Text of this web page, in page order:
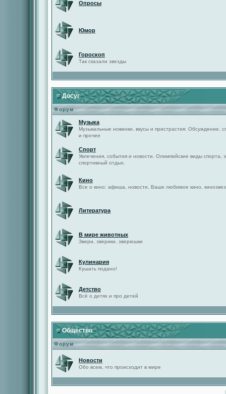
Опросы
Юмор
Гороскоп
Так сказали звезды
Досуг
Форум
Музыка
Музыкальные новинки, вкусы и пристрастия. Обсуждение,
и прочее
Спорт
Увлечения, события и новости. Олимпийские виды спорта,
спортивный отдых.
Кино
Все о кино: афиша, новости, Ваше любимое кино,
Литература
В мире животных
Звери, зверики, зверюшки
Кулинария
Кушать подано!
Детство
Всё о детях и про детей
Общество
Форум
Новости
Обо всем, что происходит в мире